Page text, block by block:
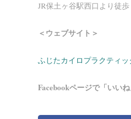
JR保土ヶ谷駅西口より徒
＜ウェブサイト＞
ふじたカイロプラクティッ
Facebookページで「いいね